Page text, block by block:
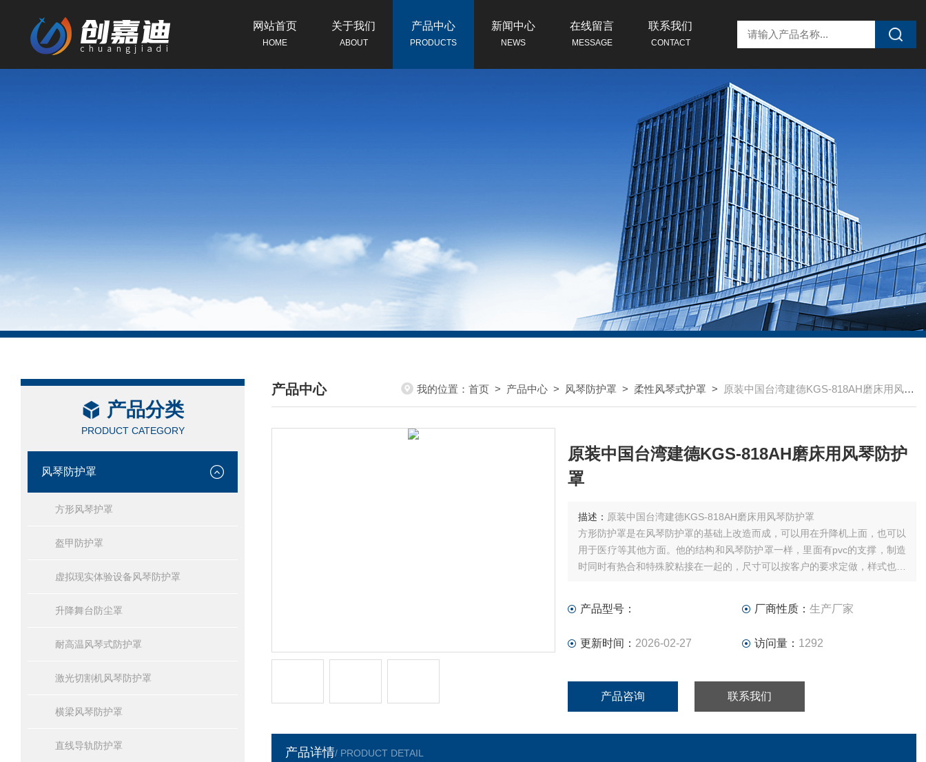
网站首页
HOME
关于我们
ABOUT
产品中心
PRODUCTS
新闻中心
NEWS
在线留言
MESSAGE
联系我们
CONTACT
产品分类
PRODUCT CATEGORY
风琴防护罩
方形风琴护罩
盔甲防护罩
虚拟现实体验设备风琴防护罩
升降舞台防尘罩
耐高温风琴式防护罩
激光切割机风琴防护罩
横梁风琴防护罩
直线导轨防护罩
产品中心
/ PRODUCTS CENTER
我的位置：首页 > 产品中心 > 风琴防护罩 >柔性风琴式护罩 > 原装中国台湾建德KGS-818AH磨床用风琴防护罩
原装中国台湾建德KGS-818AH磨床用风琴防护
罩
描述： 原装中国台湾建德KGS-818AH磨床用风琴防护罩
方形防护罩是在风琴防护罩的基础上改造而成，可以用在升降机上面，也可以
用于医疗等其他方面。他的结构和风琴防护罩一样，里面有pvc的支撑，制造
时同时有热合和特殊胶粘接在一起的，尺寸可以按客户的要求定做，样式也是
产品型号： 厂商性质： 生产厂家
更新时间： 2026-02-27 访问量： 1292
产品咨询 联系我们
产品详情/ PRODUCT DETAIL